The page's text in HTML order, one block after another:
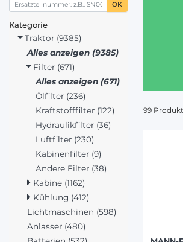
OK
Kategorie
Traktor (9385)
Alles anzeigen (9385)
Filter (671)
Alles anzeigen (671)
Ölfilter (236)
Kraftstofffilter (122)
Hydraulikfilter (36)
Luftfilter (230)
Kabinenfilter (9)
Andere Filter (38)
Kabine (1162)
Kühlung (412)
Lichtmaschinen (598)
Anlasser (480)
99